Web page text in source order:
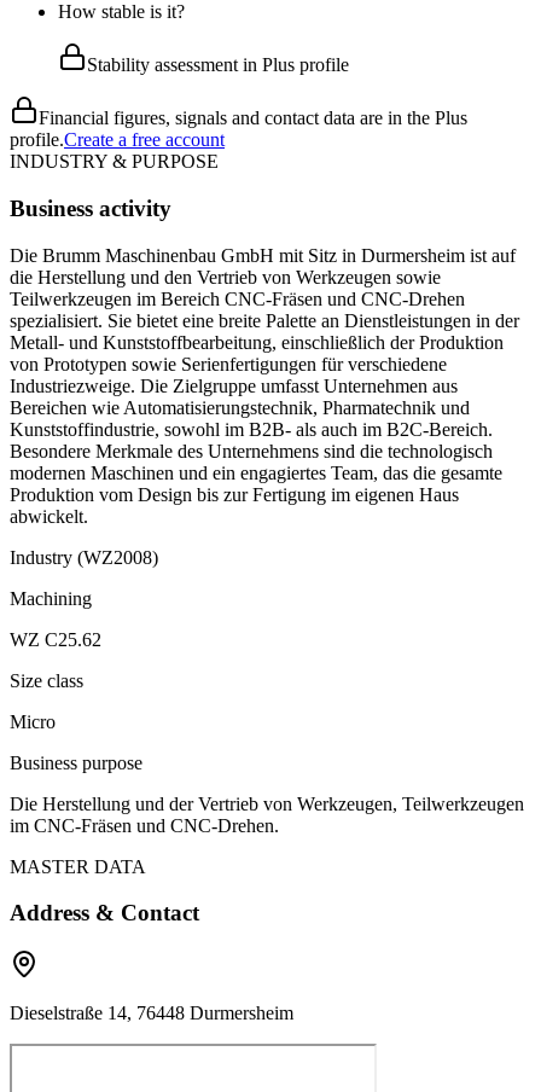
How stable is it?
Stability assessment in Plus profile
Financial figures, signals and contact data are in the Plus
profile.Create a free account
INDUSTRY & PURPOSE
Business activity
Die Brumm Maschinenbau GmbH mit Sitz in Durmersheim ist auf
die Herstellung und den Vertrieb von Werkzeugen sowie
Teilwerkzeugen im Bereich CNC-Fräsen und CNC-Drehen
spezialisiert. Sie bietet eine breite Palette an Dienstleistungen in der
Metall- und Kunststoffbearbeitung, einschließlich der Produktion
von Prototypen sowie Serienfertigungen für verschiedene
Industriezweige. Die Zielgruppe umfasst Unternehmen aus
Bereichen wie Automatisierungstechnik, Pharmatechnik und
Kunststoffindustrie, sowohl im B2B- als auch im B2C-Bereich.
Besondere Merkmale des Unternehmens sind die technologisch
modernen Maschinen und ein engagiertes Team, das die gesamte
Produktion vom Design bis zur Fertigung im eigenen Haus
abwickelt.
Industry (WZ2008)
Machining
WZ C25.62
Size class
Micro
Business purpose
Die Herstellung und der Vertrieb von Werkzeugen, Teilwerkzeugen
im CNC-Fräsen und CNC-Drehen.
MASTER DATA
Address & Contact
Dieselstraße 14, 76448 Durmersheim